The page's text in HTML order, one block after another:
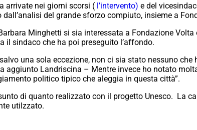
arrivate nei giorni scorsi ( l’intervento) e del
del grande sforzo compiuto, insieme a
Minghetti si sia interessata a Fondazione Volta
il sindaco che ha poi preseguito l’affondo.
una sola eccezione, non ci sia stato nessuno
aggiunto Landriscina – Mentre invece ho notato
politico tipico che aleggia in questa città”.
di quanto realizzato con il progetto Unesco. La
utilzzato.